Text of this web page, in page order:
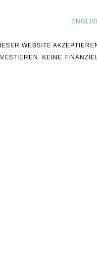
WEBSITE
KEINE